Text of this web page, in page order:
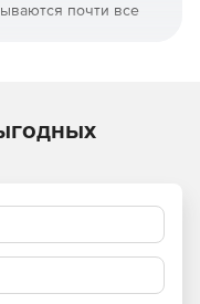
почти все
удобно, особенно,
с разных
изображение с
вы могли
на